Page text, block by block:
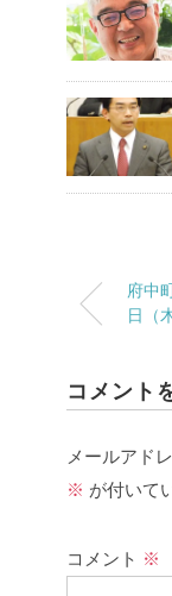
府中
日（
コメント
メールアド
※ が付いて
コメント ※